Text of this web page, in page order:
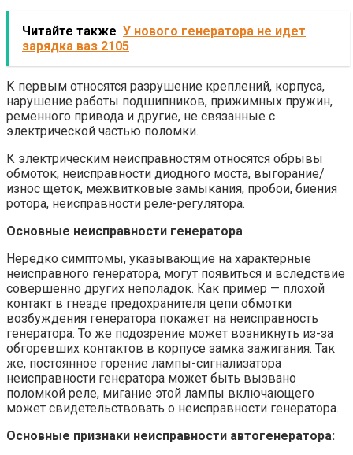
Читайте также У нового генератора не идет
зарядка ваз 2105
К первым относятся разрушение креплений, корпуса,
нарушение работы подшипников, прижимных пружин,
ременного привода и другие, не связанные с
электрической частью поломки.
К электрическим неисправностям относятся обрывы
обмоток, неисправности диодного моста, выгорание/
износ щеток, межвитковые замыкания, пробои, биения
ротора, неисправности реле-регулятора.
Основные неисправности генератора
Нередко симптомы, указывающие на характерные
неисправного генератора, могут появиться и вследствие
совершенно других неполадок. Как пример — плохой
контакт в гнезде предохранителя цепи обмотки
возбуждения генератора покажет на неисправность
генератора. То же подозрение может возникнуть из-за
обгоревших контактов в корпусе замка зажигания. Так
же, постоянное горение лампы-сигнализатора
неисправности генератора может быть вызвано
поломкой реле, мигание этой лампы включающего
может свидетельствовать о неисправности генератора.
Основные признаки неисправности автогенератора: